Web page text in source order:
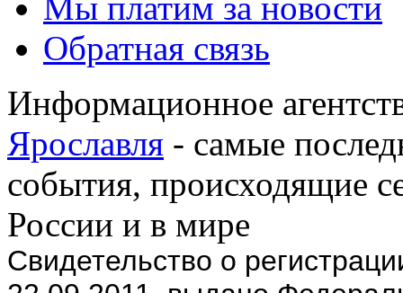
Обратная связь
Информационное
Ярославля - самые
события, происходящие
России и в мире
Cвидетельство о